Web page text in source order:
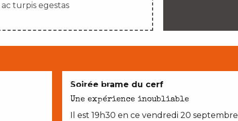
turpis egestas
EN COUPLE
Soirée brame du cerf
Une expérience inoubliable
Il est 19h30 en ce vendredi 20 septembre